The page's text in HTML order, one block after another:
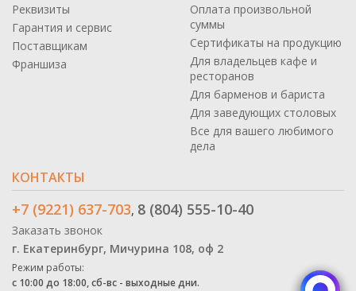
Реквизиты
Гарантия и сервис
Поставщикам
Франшиза
Оплата произвольной
суммы
Сертификаты на продукцию
Для владельцев кафе и
ресторанов
Для барменов и бариста
Для заведующих столовых
Все для вашего любимого
дела
КОНТАКТЫ
+7 (9221) 637-703, 8 (804) 555-10-40
Заказать звонок
г. Екатеринбург, Мичурина 108, оф 2
Режим работы:
с 10:00 до 18:00, сб-вс - выходные дни.